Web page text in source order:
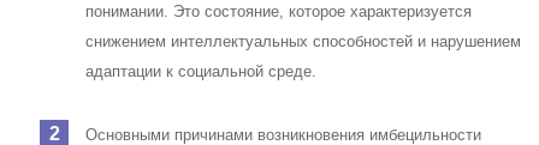
понимании. Это состояние, которое характеризуется
снижением интеллектуальных способностей и нарушением
адаптации к социальной среде.
Основными причинами возникновения имбецильности